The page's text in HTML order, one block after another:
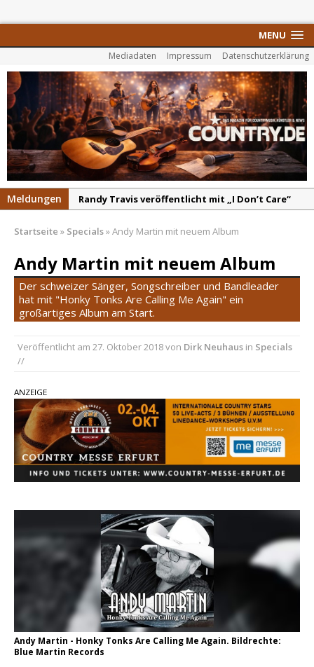
MENU
Mediadaten Impressum Datenschutzerklärung
Meldungen
Randy Travis veröffentlicht mit „I Don’t Care“
Danke für Euer Vertrauen: Country.de erreicht
täglich rund 10.000 Leser
Kacey Musgraves entführt Fans mit neuem
Video zu „Mexico Honey“
Carter Faith mit brandneuem Musikvideo zu
Son Volt – „Sound Signal Serenades“ erscheint
Talks“ – eine Hymne auf unvergessliche
Sommernächte
Startseite » Specials»Andy Martin mit neuem Album
Andy Martin mit neuem Album
Der schweizer Sänger, Songschreiber und Bandleader
hat mit "Honky Tonks Are Calling Me Again" ein
großartiges Album am Start.
Veröffentlicht am 27. Oktober 2018von Dirk Neuhaus in Specials
//
ANZEIGE
Andy Martin - Honky Tonks Are Calling Me Again. Bildrechte:
Blue Martin Records